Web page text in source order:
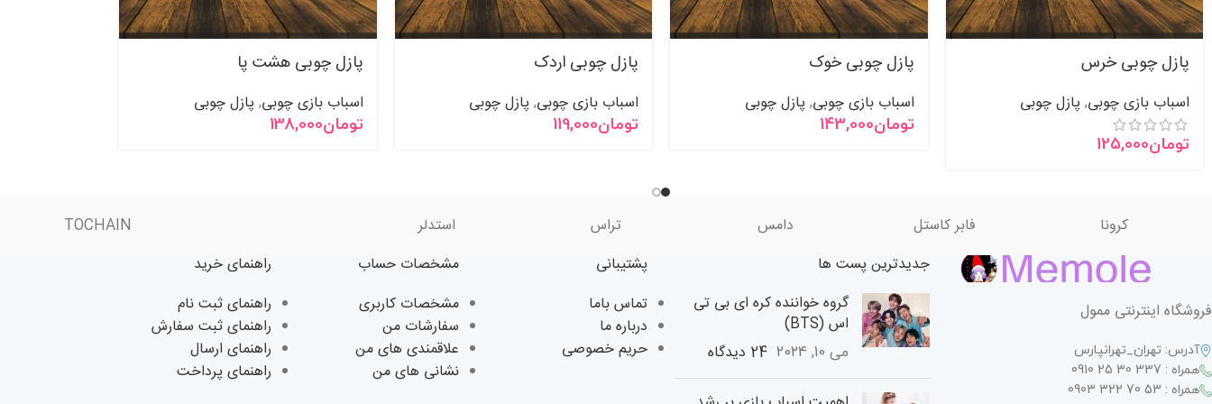
پازل چوبی خرس
اسباب بازی چوبی, پازل چوبی
تومان125,000
پازل چوبی خوک
اسباب بازی چوبی, پازل چوبی
تومان143,000
پازل چوبی اردک
اسباب بازی چوبی, پازل چوبی
تومان119,000
پازل چوبی هشت پا
اسباب بازی چوبی, پازل چوبی
تومان138,000
کرونا فابر کاستل دامس تراس استدلر TOCHAIN
فروشگاه اینترنتی ممول
آدرس: تهران_تهرانپارس
همراه : 337 30 25 0910
همراه : 53 70 322 0903
جدیدترین پست ها
گروه خواننده کره ای بی تی
اس (BTS)
می 10, 2024 24 دیدگاه
پشتیبانی
تماس باما
درباره ما
حریم خصوصی
مشخصات حساب
مشخصات کاربری
سفارشات من
علاقمندی های من
نشانی های من
راهنمای خرید
راهنمای ثبت نام
راهنمای ثبت سفارش
راهنمای ارسال
راهنمای پرداخت